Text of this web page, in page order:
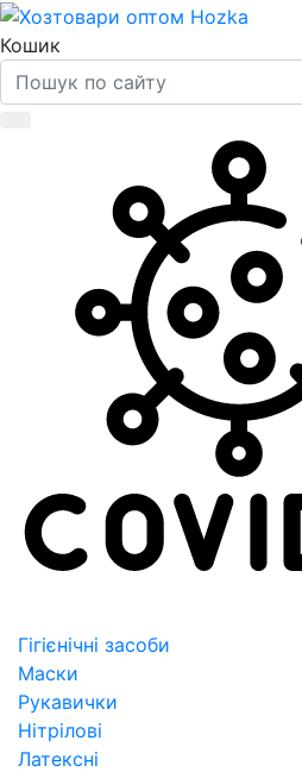
Кошик
Гігієнічні засоби
Маски
Рукавички
Нітрілові
Латексні